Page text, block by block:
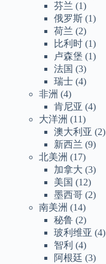
芬兰 (1)
俄罗斯 (1)
荷兰 (2)
比利时 (1)
卢森堡 (1)
法国 (3)
瑞士 (4)
非洲 (4)
肯尼亚 (4)
大洋洲 (11)
澳大利亚 (2)
新西兰 (9)
北美洲 (17)
加拿大 (3)
美国 (12)
墨西哥 (2)
南美洲 (14)
秘鲁 (2)
玻利维亚 (4)
智利 (4)
阿根廷 (3)